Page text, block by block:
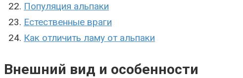
Популяция альпаки
Естественные враги
Как отличить ламу от альпаки
Внешний вид и особенности